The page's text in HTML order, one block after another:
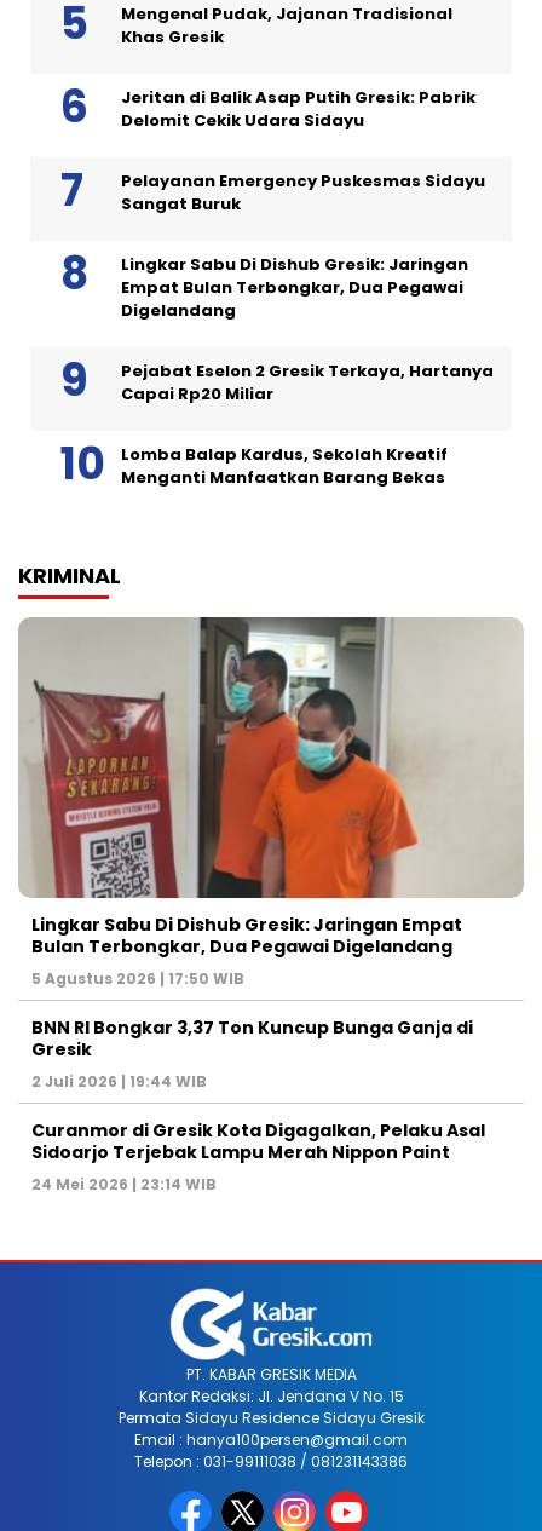
Mengenal Pudak, Jajanan Tradisional
Khas Gresik
Jeritan di Balik Asap Putih Gresik: Pabrik
Delomit Cekik Udara Sidayu
Pelayanan Emergency Puskesmas Sidayu
Sangat Buruk
Lingkar Sabu Di Dishub Gresik: Jaringan
Empat Bulan Terbongkar, Dua Pegawai
Digelandang
Pejabat Eselon 2 Gresik Terkaya, Hartanya
Capai Rp20 Miliar
Lomba Balap Kardus, Sekolah Kreatif
Menganti Manfaatkan Barang Bekas
KRIMINAL
Lingkar Sabu Di Dishub Gresik: Jaringan Empat
Bulan Terbongkar, Dua Pegawai Digelandang
5 Agustus 2026 | 17:50 WIB
BNN RI Bongkar 3,37 Ton Kuncup Bunga Ganja di
Gresik
2 Juli 2026 | 19:44 WIB
Curanmor di Gresik Kota Digagalkan, Pelaku Asal
Sidoarjo Terjebak Lampu Merah Nippon Paint
24 Mei 2026 | 23:14 WIB
PT. KABAR GRESIK MEDIA
Kantor Redaksi: Jl. Jendana V No. 15
Permata Sidayu Residence Sidayu Gresik
Email : hanya100persen@gmail.com
Telepon : 031-99111038 / 081231143386